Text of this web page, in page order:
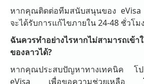
หากคุณติดต่อทีมสนับสนุนของ eVisa
จะได้รับการแก้ไขภายใน 24-48 ชั่วโม
ฉันควรทำอย่างไรหากไม่สามารถเข้
ของลาวได้?
หากคุณประสบปัญหาทางเทคนิค โ
eVisa เพื่อขอความช่วยเหลือ โป